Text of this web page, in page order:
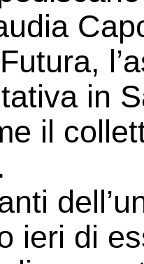
in
il
ieri di